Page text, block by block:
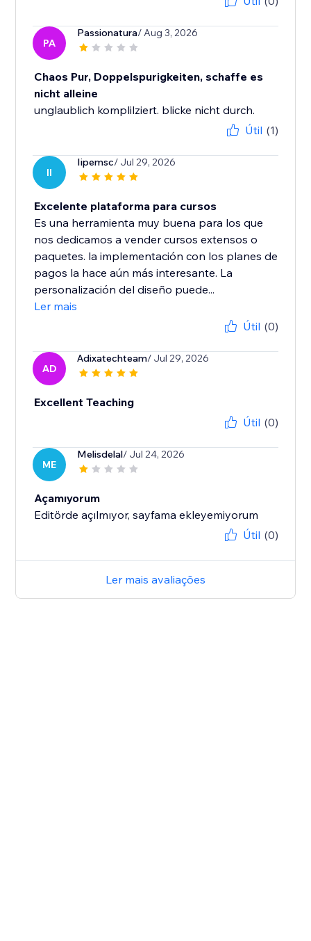
PA
Passionatura/ Aug 3, 2026
Chaos Pur, Doppelspurigkeiten, schaffe es
nicht alleine
unglaublich komplilziert. blicke nicht durch.
Útil (1)
II
Iipemsc/ Jul 29, 2026
Excelente plataforma para cursos
Es una herramienta muy buena para los que
nos dedicamos a vender cursos extensos o
paquetes. la implementación con los planes de
pagos la hace aún más interesante. La
personalización del diseño puede...
Ler mais
Útil (0)
AD
Adixatechteam/ Jul 29, 2026
Excellent Teaching
Útil (0)
ME
Melisdelal/ Jul 24, 2026
Açamıyorum
Editörde açılmıyor, sayfama ekleyemiyorum
Útil (0)
Ler mais avaliações